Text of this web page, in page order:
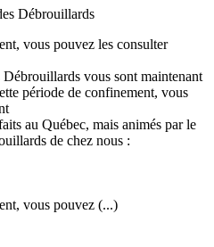
vous pouvez les consulter
vous sont maintenant
période de confinement, vous
au Québec, mais animés par le
de chez nous :
vous pouvez (...)